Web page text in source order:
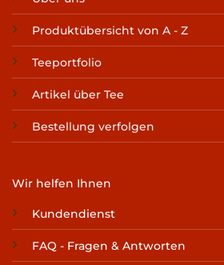
Produktübersicht von A - Z
Teeportfolio
Artikel über Tee
Bestellung verfolgen
Wir helfen Ihnen
Kundendienst
FAQ - Fragen & Antworten